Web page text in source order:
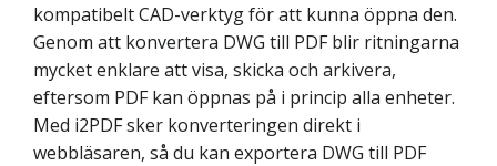
kompatibelt CAD-verktyg för att kunna öppna den.
Genom att konvertera DWG till PDF blir ritningarna
mycket enklare att visa, skicka och arkivera,
eftersom PDF kan öppnas på i princip alla enheter.
Med i2PDF sker konverteringen direkt i
webbläsaren, så du kan exportera DWG till PDF